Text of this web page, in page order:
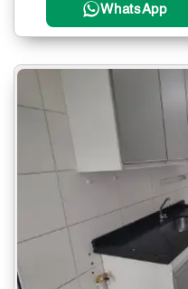
WhatsApp